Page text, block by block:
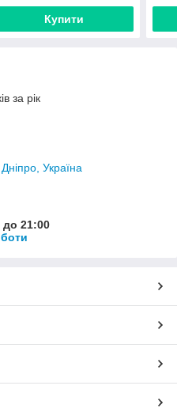
Купити
за рік
Україна
до 21:00